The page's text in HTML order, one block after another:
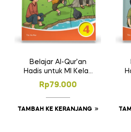
Belajar Al-Qur’an
Hadis untuk MI Kelas
IV
Rp79.000
TAMBAH KE KERANJANG